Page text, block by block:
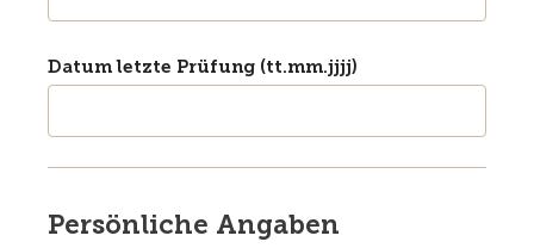
Datum letzte Prüfung (tt.mm.jjjj)
Persönliche Angaben